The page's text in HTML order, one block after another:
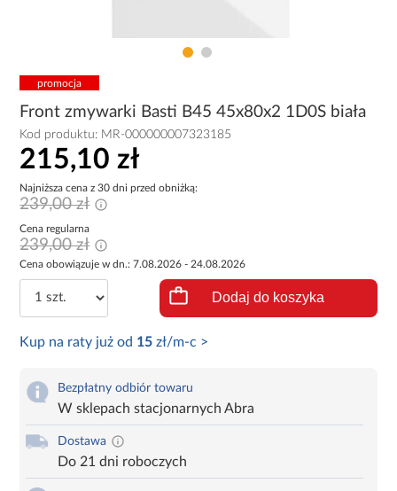
promocja
Front zmywarki Basti B45 45x80x2 1D0S biała
Kod produktu: MR-000000007323185
215,10 zł
Najniższa cena z 30 dni przed obniżką:
239,00 zł
Cena regularna
239,00 zł
Cena obowiązuje w dn.: 7.08.2026 - 24.08.2026
Dodaj do koszyka
Kup na raty już od 15 zł/m-c >
Bezpłatny odbiór towaru
W sklepach stacjonarnych Abra
Dostawa
Do 21 dni roboczych